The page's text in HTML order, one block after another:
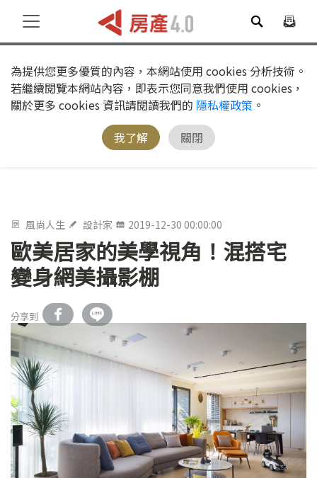
為提供您更多優質的內容，本網站使用 cookies 分析技術。
若繼續閱覽本網站內容，即表示您同意我們使用 cookies，
關於更多 cookies 資訊請閱讀我們的 隱私權政策 。
我了解
關閉
風尚人生 設計家 2019-12-30 00:00:00
歐美居家的美學視角！混搭宅
變身網美攝影棚
分享到